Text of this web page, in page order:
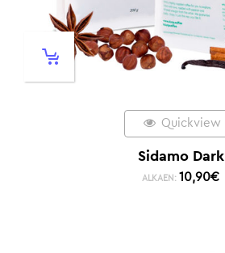
Quickview
Sidamo Dark
ALKAEN: 10,90€